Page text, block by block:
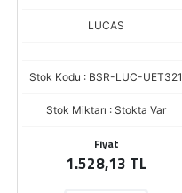
LUCAS
Stok Kodu : BSR-LUC-UET321
Stok Miktarı : Stokta Var
Fiyat
1.528,13 TL